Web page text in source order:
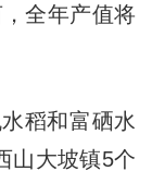
全年产值将
稻和富硒水
山大坡镇5个